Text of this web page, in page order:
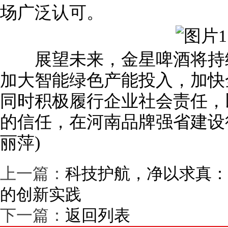
场广泛认可。
展望未来，金星啤酒将持
加大智能绿色产能投入，加
同时积极履行企业社会责任
的信任，在河南品牌强省建
丽萍)
上一篇： 科技护航，净以求真
的创新实践
下一篇： 返回列表